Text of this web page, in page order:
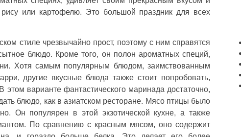
или картофелю. Это большой праздник для всех
стиле чрезвычайно прост, поэтому с ним справятся
блюдо. Кроме того, он полон ароматных специй,
Хотя самым популярным блюдом, заимствованным
другие вкусные блюда также стоит попробовать,
этом варианте фантастического маринада достаточно,
блюдо, как в азиатском ресторане. Мясо птицы было
Он популярен в этой экзотической кухне, а также
По сравнению с красным мясом, оно содержит